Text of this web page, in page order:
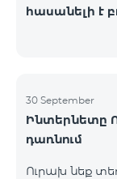
հասանելի է
30 September
Ինտերնետը
դառնում
Ուրախ նեք